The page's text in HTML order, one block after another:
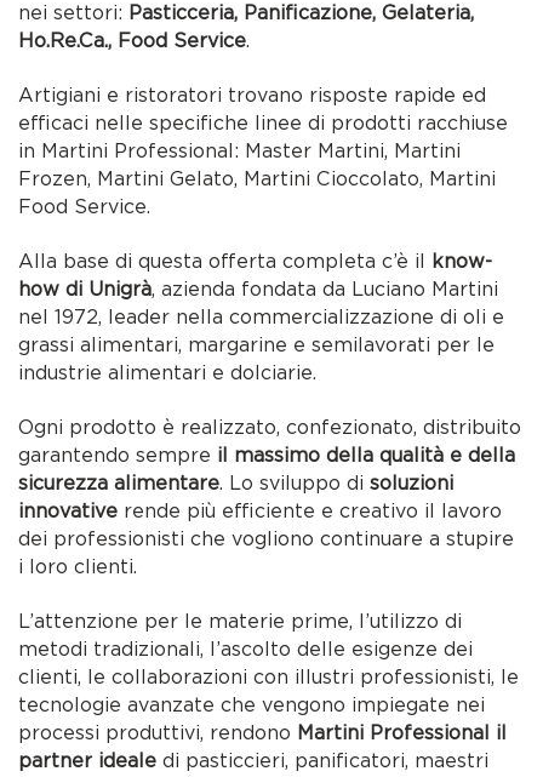
nei settori: Pasticceria, Panificazione, Gelateria,
Ho.Re.Ca., Food Service.
Artigiani e ristoratori trovano risposte rapide ed
efficaci nelle specifiche linee di prodotti racchiuse
in Martini Professional: Master Martini, Martini
Frozen, Martini Gelato, Martini Cioccolato, Martini
Food Service.
Alla base di questa offerta completa c’è il know-
how di Unigrà, azienda fondata da Luciano Martini
nel 1972, leader nella commercializzazione di oli e
grassi alimentari, margarine e semilavorati per le
industrie alimentari e dolciarie.
Ogni prodotto è realizzato, confezionato, distribuito
garantendo sempre il massimo della qualità e della
sicurezza alimentare. Lo sviluppo disoluzioni
innovative rende più efficiente e creativo il lavoro
dei professionisti che vogliono continuare a stupire
i loro clienti.
L’attenzione per le materie prime, l’utilizzo di
metodi tradizionali, l’ascolto delle esigenze dei
clienti, le collaborazioni con illustri professionisti, le
tecnologie avanzate che vengono impiegate nei
processi produttivi, rendono Martini Professional il
partner ideale di pasticcieri, panificatori, maestri